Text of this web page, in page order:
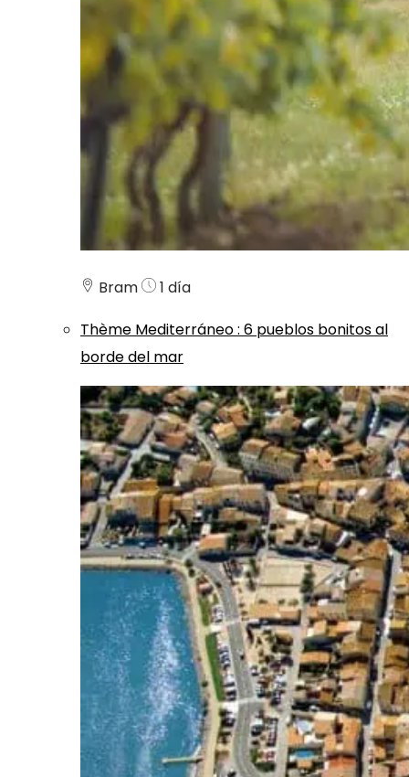
Bram
1 día
Thème Mediterráneo: 6 pueblos bonitos al
borde del mar